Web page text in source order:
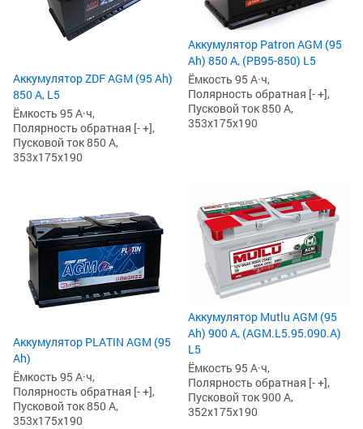
Аккумулятор ZDF AGM (95 Ah)
850 А, L5
Ёмкость 95 А·ч,
Полярность обратная [- +],
Пусковой ток 850 А,
353x175x190
Аккумулятор Patron AGM (95
Ah) 850 А, (PB95-850) L5
Ёмкость 95 А·ч,
Полярность обратная [- +],
Пусковой ток 850 А,
353x175x190
Аккумулятор PLATIN AGM (95
Ah)
Ёмкость 95 А·ч,
Полярность обратная [- +],
Пусковой ток 850 А,
353x175x190
Аккумулятор Mutlu AGM (95
Ah) 900 А, (AGM.L5.95.090.A)
L5
Ёмкость 95 А·ч,
Полярность обратная [- +],
Пусковой ток 900 А,
352x175x190